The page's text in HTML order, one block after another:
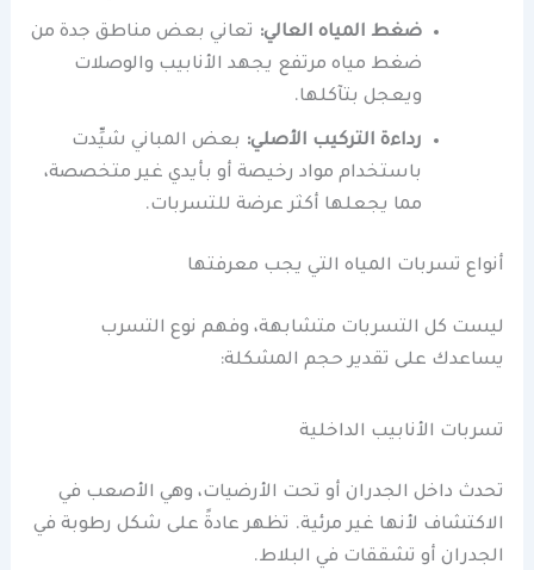
ضغط المياه العالي: تعاني بعض مناطق جدة من
ضغط مياه مرتفع يجهد الأنابيب والوصلات
ويعجل بتآكلها.
رداءة التركيب الأصلي: بعض المباني شيِّدت
باستخدام مواد رخيصة أو بأيدي غير متخصصة،
مما يجعلها أكثر عرضة للتسربات.
أنواع تسربات المياه التي يجب معرفتها
ليست كل التسربات متشابهة، وفهم نوع التسرب
يساعدك على تقدير حجم المشكلة:
تسربات الأنابيب الداخلية
تحدث داخل الجدران أو تحت الأرضيات، وهي الأصعب في
الاكتشاف لأنها غير مرئية. تظهر عادةً على شكل رطوبة في
الجدران أو تشققات في البلاط.